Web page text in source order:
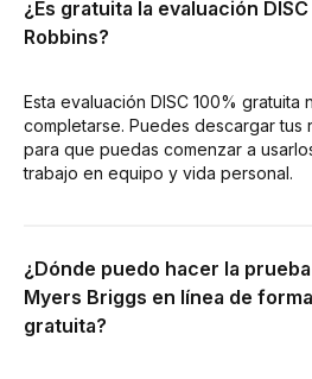
¿Es gratuita la evaluación
Robbins?
Esta evaluación DISC 100% gratuita
completarse. Puedes descargar tus
para que puedas comenzar a
trabajo en equipo y vida personal.
¿Dónde puedo hacer la
Myers Briggs en línea de forma
gratuita?